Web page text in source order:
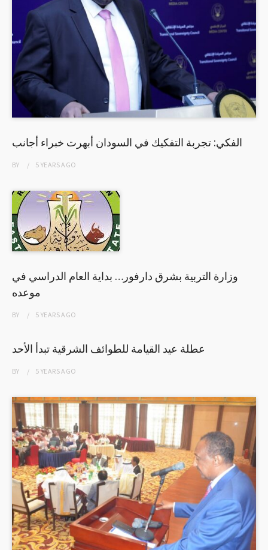
الفكي: تجربة التفكيك في السودان أبهرت خبراء أجانب
BY 5 YEARSAGO
وزارة التربية بشرق دارفور… بداية العام الدراسي في
موعده
BY 5 YEARSAGO
عطلة عيد القيامة للطوائف الشرقية تبدأ الأحد
BY 5 YEARSAGO